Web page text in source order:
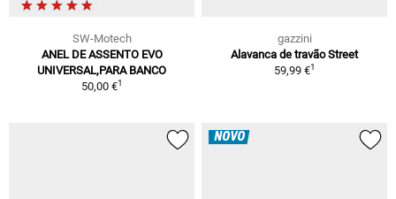
SW-Motech
ANEL DE ASSENTO EVO
UNIVERSAL,PARA BANCO
50,00 €1
gazzini
Alavanca de travão Street
59,99 €1
NOVO